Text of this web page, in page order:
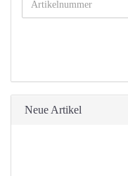
SIE
EIN.
Neue Artikel